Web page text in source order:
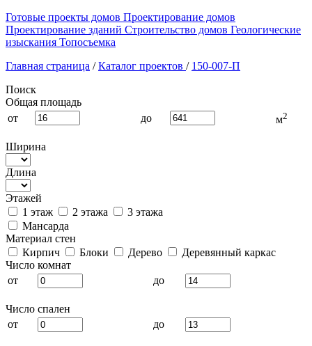
Готовые проекты домов Проектирование домов
Проектирование зданий Строительство домов Геологические
изыскания Топосъемка
Главная страница / Каталог проектов / 150-007-П
Поиск
Общая площадь
от
до м2
Ширина
Длина
Этажей
1 этаж
2 этажа
3 этажа
Мансарда
Материал стен
Кирпич
Блоки Дерево
Деревянный каркас
Число комнат
от
до
Число спален
от
до